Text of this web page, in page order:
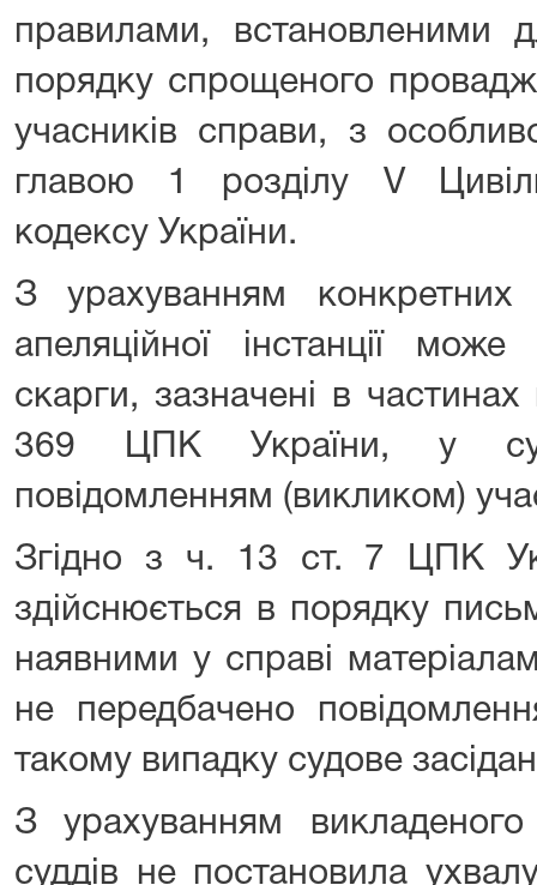
правилами, встановленими
порядку спрощеного
учасників справи, з
главою 1 розділу V
кодексу України.
З урахуванням
апеляційної інстанції може
скарги, зазначені в частинах
369 ЦПК України, у
повідомленням (викликом)
Згідно з ч. 13 ст. 7 ЦПК
здійснюється в порядку
наявними у справі
не передбачено
такому випадку судове
З урахуванням
суддів не постановила